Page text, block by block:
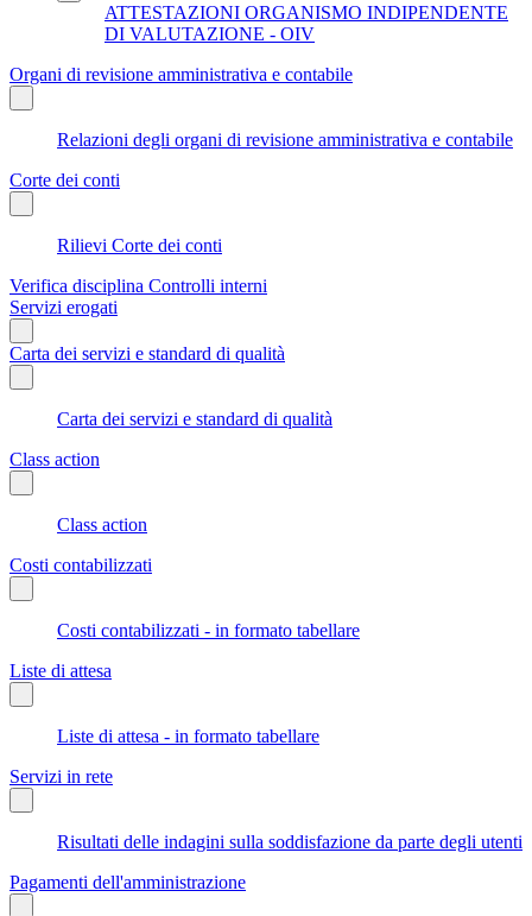
ATTESTAZIONI ORGANISMO INDIPENDENTE
DI VALUTAZIONE - OIV
Organi di revisione amministrativa e contabile
Relazioni degli organi di revisione amministrativa e contabile
Corte dei conti
Rilievi Corte dei conti
Verifica disciplina Controlli interni
Servizi erogati
Carta dei servizi e standard di qualità
Carta dei servizi e standard di qualità
Class action
Class action
Costi contabilizzati
Costi contabilizzati - in formato tabellare
Liste di attesa
Liste di attesa - in formato tabellare
Servizi in rete
Risultati delle indagini sulla soddisfazione da parte degli utenti
Pagamenti dell'amministrazione